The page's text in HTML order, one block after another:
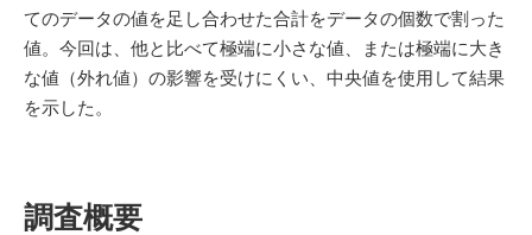
てのデータの値を足し合わせた合計をデータの個数で割った
値。今回は、他と比べて極端に小さな値、または極端に大き
な値（外れ値）の影響を受けにくい、中央値を使用して結果
を示した。
調査概要